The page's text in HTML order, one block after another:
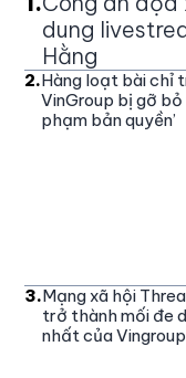
dung
Hằng
2.Hàng loạt bài chỉ
VinGroup bị gỡ bỏ
phạm bản quyền’
3.Mạng xã hội
trở thành mối đe
nhất của Vingroup